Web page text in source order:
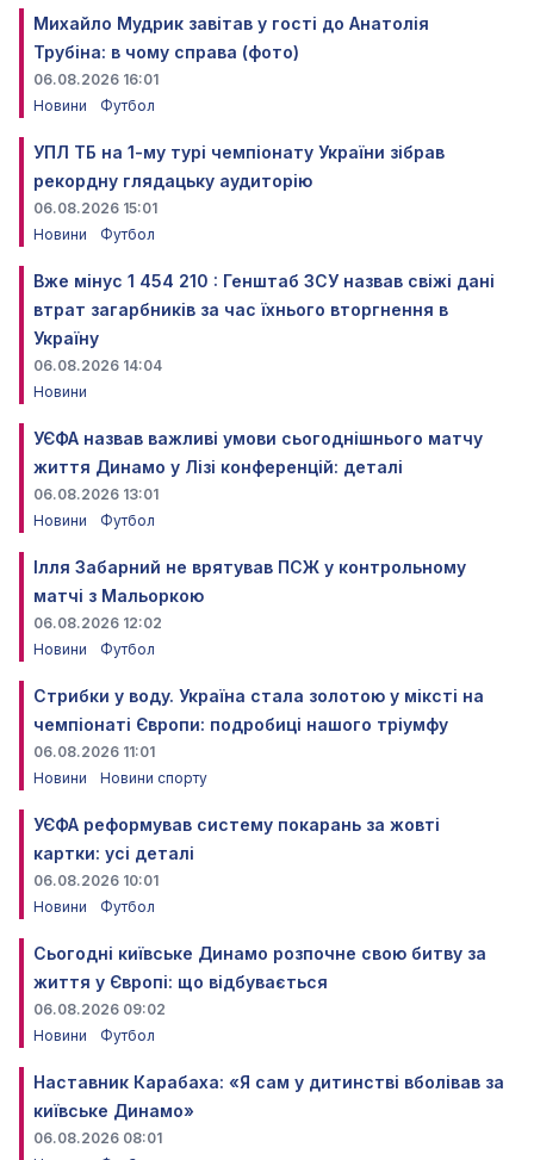
Михайло Мудрик завітав у гості до Анатолія
Трубіна: в чому справа (фото)
06.08.2026 16:01
Новини
Футбол
УПЛ ТБ на 1-му турі чемпіонату України зібрав
рекордну глядацьку аудиторію
06.08.2026 15:01
Новини
Футбол
Вже мінус 1 454 210 : Генштаб ЗСУ назвав свіжі дані
втрат загарбників за час їхнього вторгнення в
Україну
06.08.2026 14:04
Новини
УЄФА назвав важливі умови сьогоднішнього матчу
життя Динамо у Лізі конференцій: деталі
06.08.2026 13:01
Новини
Футбол
Ілля Забарний не врятував ПСЖ у контрольному
матчі з Мальоркою
06.08.2026 12:02
Новини
Футбол
Стрибки у воду. Україна стала золотою у міксті на
чемпіонаті Європи: подробиці нашого тріумфу
06.08.2026 11:01
Новини
Новини спорту
УЄФА реформував систему покарань за жовті
картки: усі деталі
06.08.2026 10:01
Новини
Футбол
Сьогодні київське Динамо розпочне свою битву за
життя у Європі: що відбувається
06.08.2026 09:02
Новини
Футбол
Наставник Карабаха: «Я сам у дитинстві вболівав за
київське Динамо»
06.08.2026 08:01